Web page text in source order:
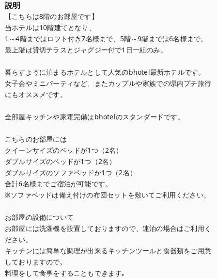
説明
【こちらは8階のお部屋です】
当ホテルは10階建てとなり、
1～4階まではロフト付き7名様まで、5階～9階までは6名様まで。
最上階は貸切テラスとジャグジー付で1日一組のみ。
暮らすように泊まるホテルとして人気のbhotel最新ホテルです。
女子会やミニパーティなど、またカップルや家族での県内プチ旅行
にもオススメです。
全部屋キッチンや家電完備はbhotelのスタンダードです。
こちらのお部屋には
クイーンサイズのベッドが1つ（2名）
ダブルサイズのベッドが1つ（2名）
ダブルサイズのソファベッドが1つ（2名）
合計6名様までご宿泊が可能です。
※ソファベッドは備え付けの布団セットを敷いてご利用ください。
お部屋の設備について
お部屋には洗濯機を設置しておりますので、連泊の場合はご利用く
ださい。
キッチンには簡単な調理が出来るキッチンツールと食器類をご用意
しておりますので､
料理をして食事をすることもできます｡